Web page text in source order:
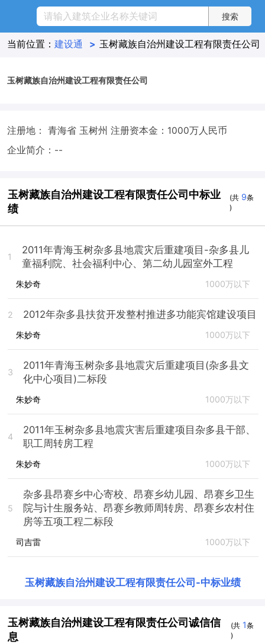
当前位置： 建设通 > 玉树藏族自治州建设工程有限责任公司
玉树藏族自治州建设工程有限责任公司
注册地： 青海省 玉树州 注册资本金：1000万人民币
企业简介：--
玉树藏族自治州建设工程有限责任公司中标业
绩
(共 9条
)
1
2011年青海玉树杂多县地震灾后重建项目-杂多县儿
童福利院、社会福利中心、第二幼儿园室外工程
朱妙奇 1000万以下
2 2012年杂多县扶贫开发整村推进多功能宾馆建设项目
朱妙奇 1000万以下
3
2011年青海玉树杂多县地震灾后重建项目(杂多县文
化中心项目)二标段
朱妙奇 1000万以下
4
2011年玉树杂多县地震灾害后重建项目杂多县干部、
职工周转房工程
朱妙奇 1000万以下
5
杂多县昂赛乡中心寄校、昂赛乡幼儿园、昂赛乡卫生
院与计生服务站、昂赛乡教师周转房、昂赛乡农村住
房等五项工程二标段
司吉雷 1000万以下
玉树藏族自治州建设工程有限责任公司 -中标业绩
玉树藏族自治州建设工程有限责任公司诚信信
息
(共 1条
)